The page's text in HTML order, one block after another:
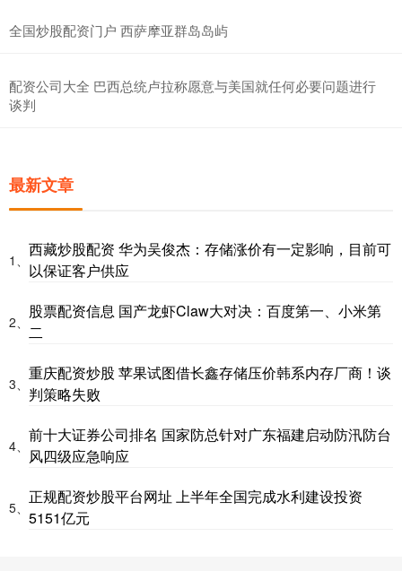
全国炒股配资门户 西萨摩亚群岛岛屿
配资公司大全 巴西总统卢拉称愿意与美国就任何必要问题进行
谈判
最新文章
1、
西藏炒股配资 华为吴俊杰：存储涨价有一定影响，目前可
以保证客户供应
2、
股票配资信息 国产龙虾Claw大对决：百度第一、小米第
二
3、
重庆配资炒股 苹果试图借长鑫存储压价韩系内存厂商！谈
判策略失败
4、
前十大证券公司排名 国家防总针对广东福建启动防汛防台
风四级应急响应
5、
正规配资炒股平台网址 上半年全国完成水利建设投资
5151亿元